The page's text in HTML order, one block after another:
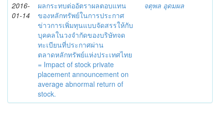
2016-
01-14
ผลกระทบต่ออัตราผลตอบแทน
ของหลักทรัพย์ในการประกาศ
ข่าวการเพิ่มทุนแบบจัดสรรให้กับ
บุคคลในวงจำกัดของบริษัทจด
ทะเบียนที่ประกาศผ่าน
ตลาดหลักทรัพย์แห่งประเทศไทย
= Impact of stock private
placement announcement on
average abnormal return of
stock.
จตุพล อุดมผล